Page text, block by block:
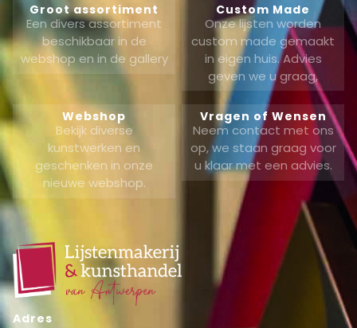
Groot assortiment
Een divers assortiment
beschikbaar in de
webshop en in de gallery
Custom Made
Onze lijsten worden
custom made gemaakt
in eigen huis. Advies
geven we u graag,
Webshop
Bekijk diverse
kunstwerken en
geschenken in onze
nieuwe webshop.
Vragen of Wensen
Neem contact met ons
op, we staan graag voor
u klaar met een advies.
Adres